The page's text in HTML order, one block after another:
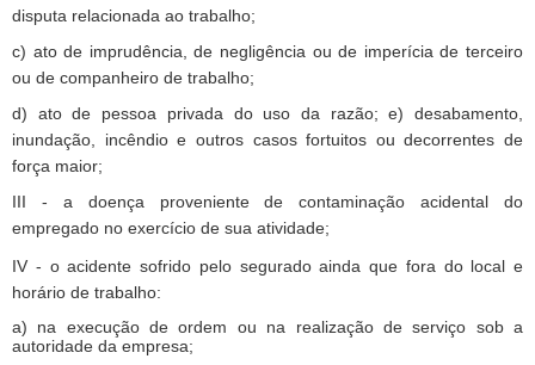
disputa relacionada ao trabalho;
c) ato de imprudência, de negligência ou de imperícia de terceiro
ou de companheiro de trabalho;
d) ato de pessoa privada do uso da razão; e) desabamento,
inundação, incêndio e outros casos fortuitos ou decorrentes de
força maior;
III - a doença proveniente de contaminação acidental do
empregado no exercício de sua atividade;
IV - o acidente sofrido pelo segurado ainda que fora do local e
horário de trabalho:
a) na execução de ordem ou na realização de serviço sob a
autoridade da empresa;